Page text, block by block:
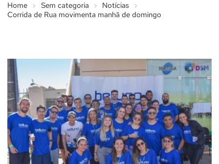
Home Sem categoria
Notícias
Corrida de Rua movimenta manhã de domingo